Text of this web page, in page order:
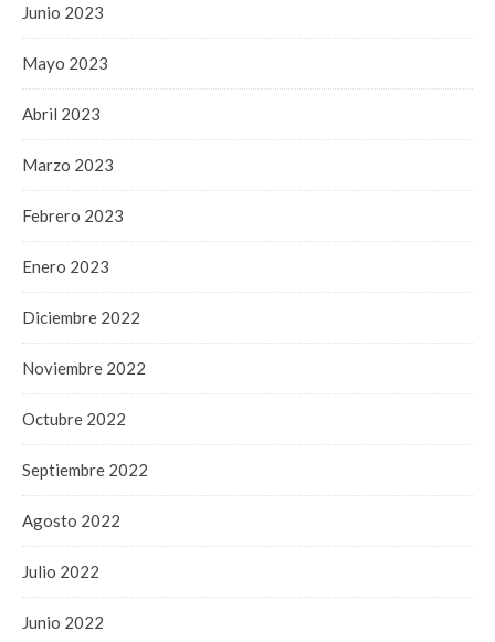
Junio 2023
Mayo 2023
Abril 2023
Marzo 2023
Febrero 2023
Enero 2023
Diciembre 2022
Noviembre 2022
Octubre 2022
Septiembre 2022
Agosto 2022
Julio 2022
Junio 2022